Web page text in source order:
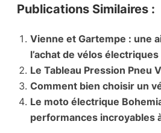
Publications Similaires :
Vienne et Gartempe : une
l’achat de vélos électriques
Le Tableau Pression Pneu
Comment bien choisir un
Le moto électrique
performances incroyables